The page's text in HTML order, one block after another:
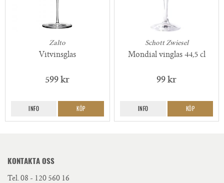
Zalto
Vitvinsglas
599 kr
INFO KÖP
Schott Zwiesel
Mondial vinglas 44,5 cl
99 kr
INFO KÖP
KONTAKTA OSS
Tel. 08 - 120 560 16